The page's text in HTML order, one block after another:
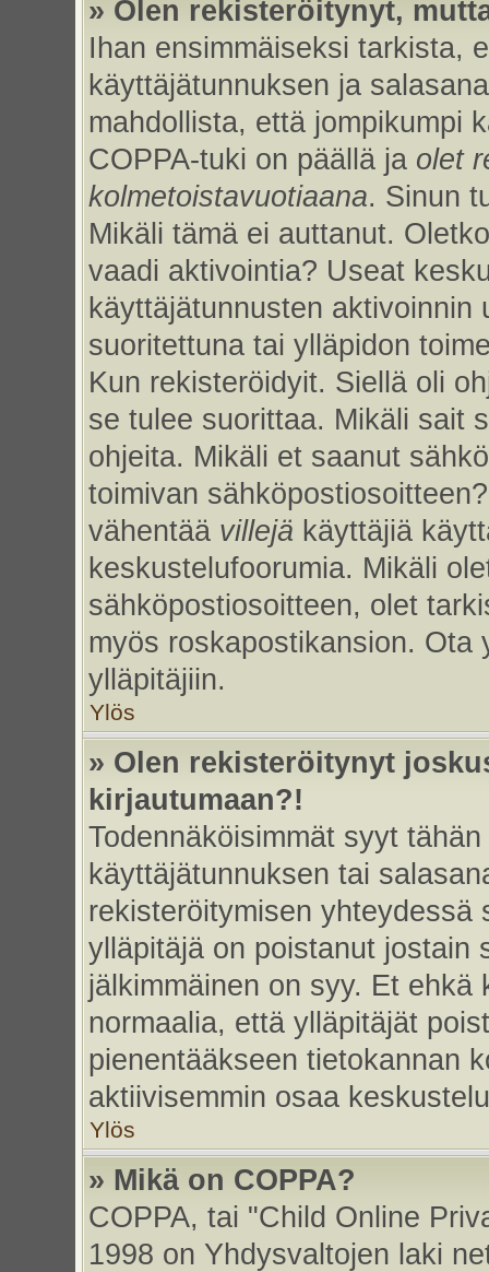
» Olen rekisteröitynyt,
Ihan ensimmäiseksi tarkista,
käyttäjätunnuksen ja
mahdollista, että jompikumpi
COPPA-tuki on päällä ja olet
kolmetoistavuotiaana. Sinun
Mikäli tämä ei auttanut.
vaadi aktivointia? Useat
käyttäjätunnusten
suoritettuna tai ylläpidon
Kun rekisteröidyit. Siellä oli
se tulee suorittaa. Mikäli sait
ohjeita. Mikäli et saanut
toimivan
vähentää villejä käyttäjiä
keskustelufoorumia. Mikäli
sähköpostiosoitteen, olet
myös roskapostikansion. Ota
ylläpitäjiin.
Ylös
» Olen rekisteröitynyt
kirjautumaan?!
Todennäköisimmät syyt
käyttäjätunnuksen tai
rekisteröitymisen yhteydessä
ylläpitäjä on poistanut jostain
jälkimmäinen on syy. Et
normaalia, että ylläpitäjät
pienentääkseen tietokannan
aktiivisemmin osaa
Ylös
» Mikä on COPPA?
COPPA, tai "Child Online
1998 on Yhdysvaltojen laki